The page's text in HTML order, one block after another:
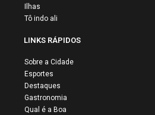
Ilhas
Tô indo ali
LINKS RÁPIDOS
Sobre a Cidade
Esportes
Destaques
Gastronomia
Qual é a Boa